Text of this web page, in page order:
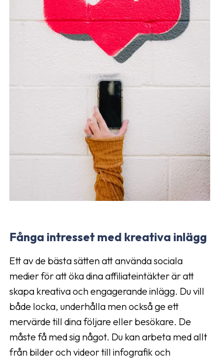
Fånga intresset med kreativa inlägg
Ett av de bästa sätten att använda sociala
medier för att öka dina affiliateintäkter är att
skapa kreativa och engagerande inlägg. Du vill
både locka, underhålla men också ge ett
mervärde till dina följare eller besökare. De
måste få med sig något. Du kan arbeta med allt
från bilder och videor till infografik och